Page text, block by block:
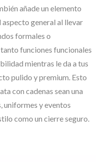
añade un elemento
general al llevar
formales o
funciones funcionales
mientras le da a tus
pulido y premium. Esto
con cadenas sean una
uniformes y eventos
como un cierre seguro.